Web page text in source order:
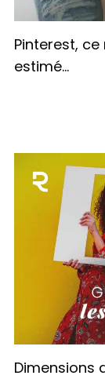
Pinterest,
estimé…
Dimensions